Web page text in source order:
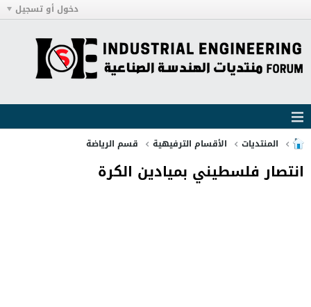
دخول أو تسجيل
المنتديات الأقسام الترفيهية قسم الرياضة
انتصار فلسطيني بميادين الكرة